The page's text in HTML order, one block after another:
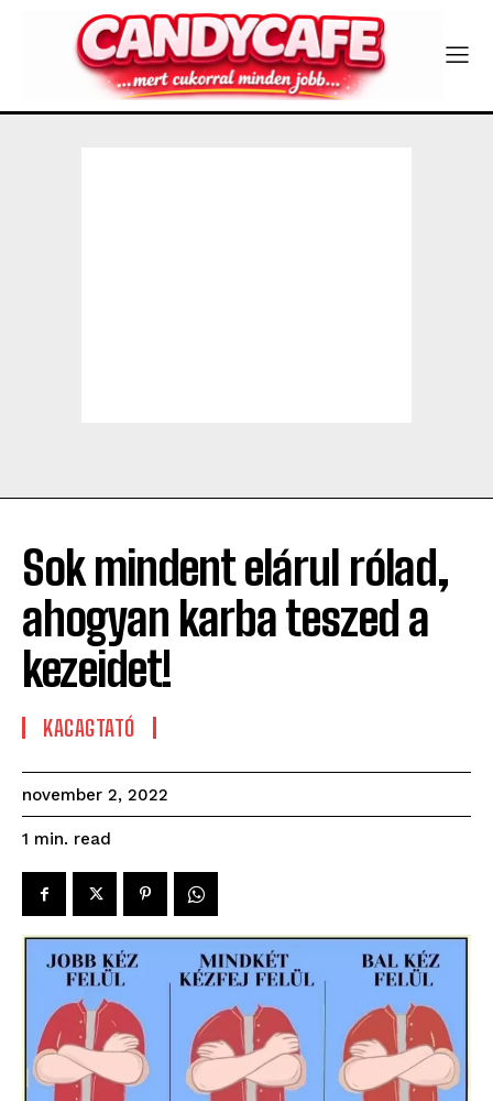
Sok mindent elárul rólad,
ahogyan karba teszed a
kezeidet!
KACAGTATÓ
november 2, 2022
1 min. read